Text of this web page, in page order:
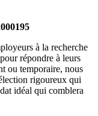
à la recherche
répondre à leurs
ou temporaire, nous
rigoureux qui
idéal qui comblera